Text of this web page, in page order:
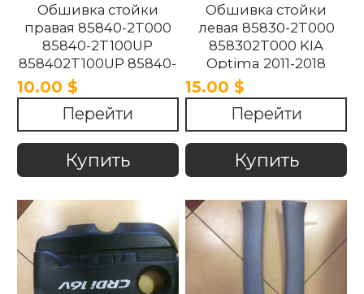
Обшивка стойки
правая 85840-2T000
85840-2T100UP
858402T100UP 85840-
2T100UP KIA Optima
2011-2018
10.00 $
Перейти
Купить
Обшивка стойки
левая 85830-2T000
858302T000 KIA
Optima 2011-2018
15.00 $
Перейти
Купить